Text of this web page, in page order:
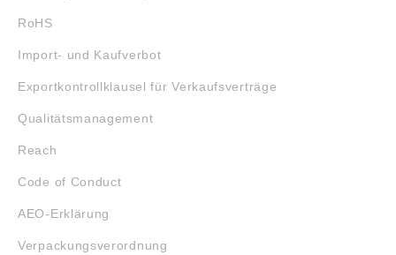
RoHS
Import- und Kaufverbot
Exportkontrollklausel für Verkaufsverträge
Qualitätsmanagement
Reach
Code of Conduct
AEO-Erklärung
Verpackungsverordnung